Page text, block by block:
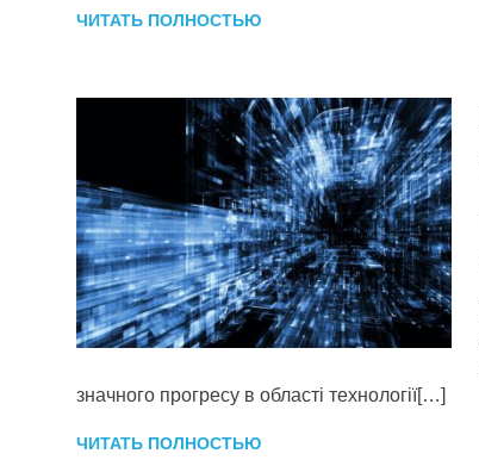
ЧИТАТЬ ПОЛНОСТЬЮ
значного прогресу в області технології[…]
ЧИТАТЬ ПОЛНОСТЬЮ